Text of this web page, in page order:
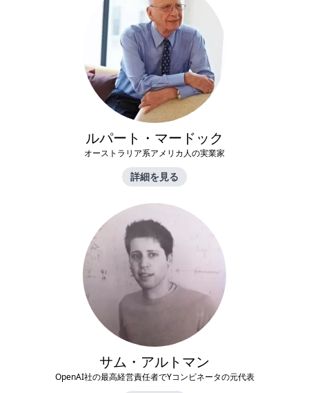
ルパート・マードック
オーストラリア系アメリカ人の実業家
詳細を見る
サム・アルトマン
OpenAI社の最高経営責任者でYコンビネータの元代表